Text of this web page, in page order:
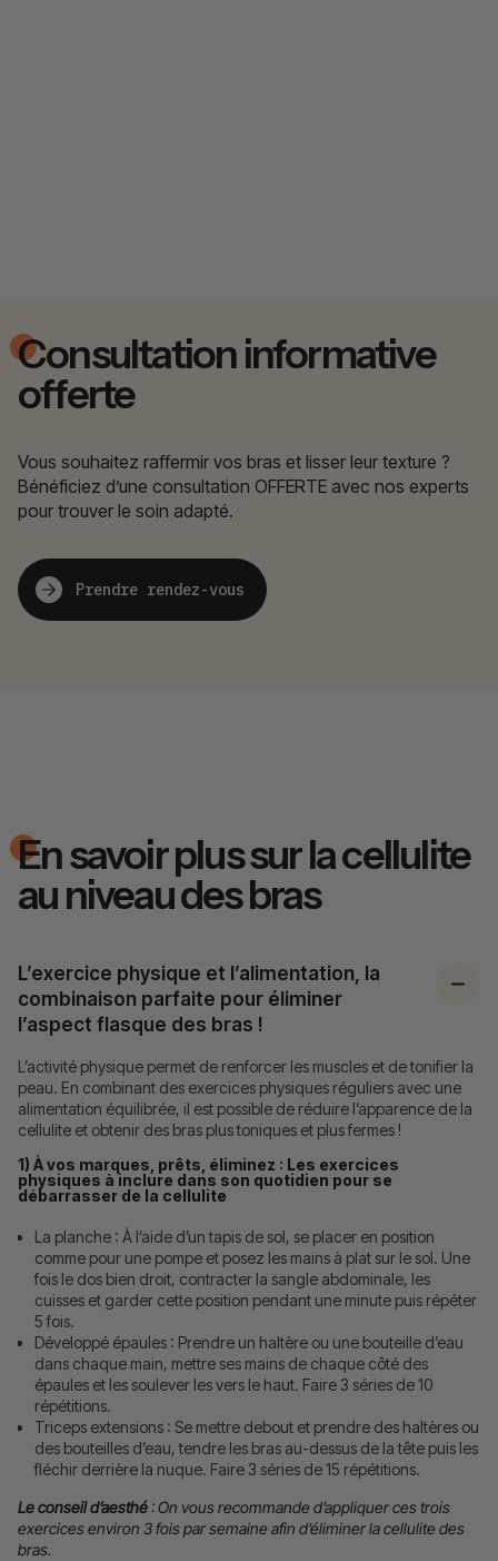
Consultation informative
offerte
Vous souhaitez raffermir vos bras et lisser leur texture ?
Bénéficiez d’une consultation OFFERTE avec nos experts
pour trouver le soin adapté.
Prendre rendez-vous
En savoir plus sur la cellulite
au niveau des bras
L’exercice physique et l’alimentation, la
combinaison parfaite pour éliminer
l’aspect flasque des bras !
L’activité physique permet de renforcer les muscles et de tonifier la
peau. En combinant des exercices physiques réguliers avec une
alimentation équilibrée, il est possible de réduire l’apparence de la
cellulite et obtenir des bras plus toniques et plus fermes !
1) À vos marques, prêts, éliminez : Les exercices
physiques à inclure dans son quotidien pour se
débarrasser de la cellulite
La planche : À l’aide d’un tapis de sol, se placer en position
comme pour une pompe et posez les mains à plat sur le sol. Une
fois le dos bien droit, contracter la sangle abdominale, les
cuisses et garder cette position pendant une minute puis répéter
5 fois.
Développé épaules : Prendre un haltère ou une bouteille d’eau
dans chaque main, mettre ses mains de chaque côté des
épaules et les soulever les vers le haut. Faire 3 séries de 10
répétitions.
Triceps extensions : Se mettre debout et prendre des haltères ou
des bouteilles d’eau, tendre les bras au-dessus de la tête puis les
fléchir derrière la nuque. Faire 3 séries de 15 répétitions.
Le conseil d’aesthé: On vous recommande d’appliquer ces trois
exercices environ 3 fois par semaine afin d’éliminer la cellulite des
bras.